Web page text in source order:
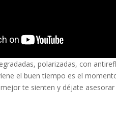
polarizadas, con
el buen tiempo es el
te sienten y déjate